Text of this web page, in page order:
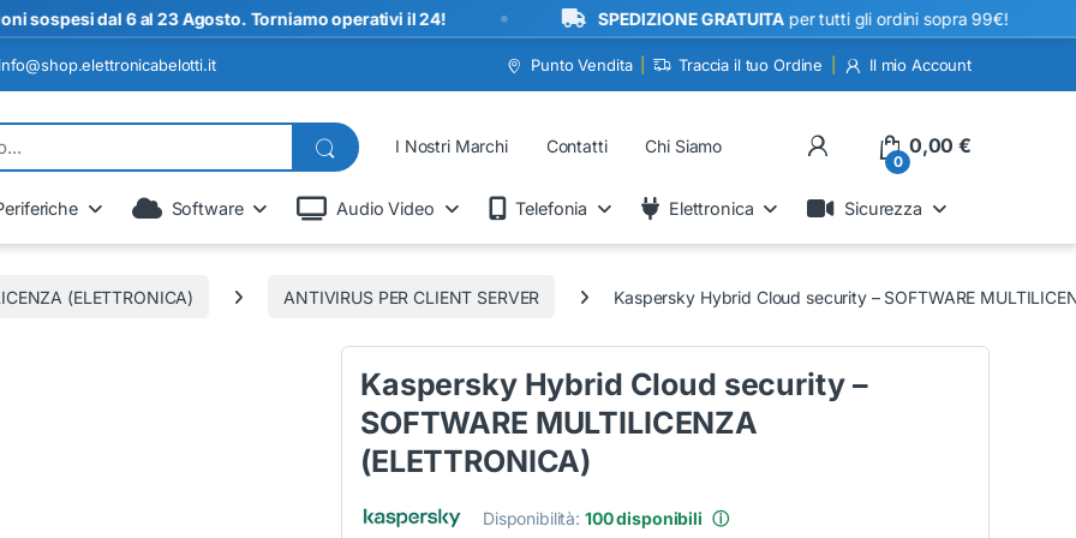
dal 6 al 23 Agosto. Torniamo operativi il 24! SPEDIZIONE GRATUITAper tutti gli ordini sopra 99€!
info@shop.elettronicabelotti.it Punto Vendita Traccia il tuo Ordine Il mio Account
I Nostri Marchi Contatti Chi Siamo My Account
0
0,00€
Software Audio Video Telefonia Elettronica Sicurezza
(ELETTRONICA) ANTIVIRUS PER CLIENT SERVER Kaspersky Hybrid Cloud security – SOFTWARE
Kaspersky Hybrid Cloud security –
SOFTWARE MULTILICENZA
(ELETTRONICA)
Disponibilità: 100 disponibili ⓘ